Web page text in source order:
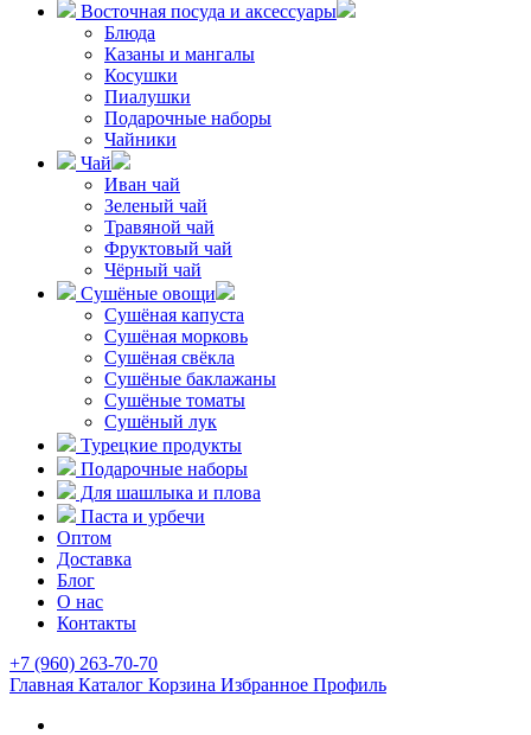
Восточная посуда и аксессуары
Блюда
Казаны и мангалы
Косушки
Пиалушки
Подарочные наборы
Чайники
Чай
Иван чай
Зеленый чай
Травяной чай
Фруктовый чай
Чёрный чай
Сушёные овощи
Сушёная капуста
Сушёная морковь
Сушёная свёкла
Сушёные баклажаны
Сушёные томаты
Сушёный лук
Турецкие продукты
Подарочные наборы
Для шашлыка и плова
Паста и урбечи
Оптом
Доставка
Блог
О нас
Контакты
+7 (960) 263-70-70
Главная Каталог Корзина Избранное Профиль